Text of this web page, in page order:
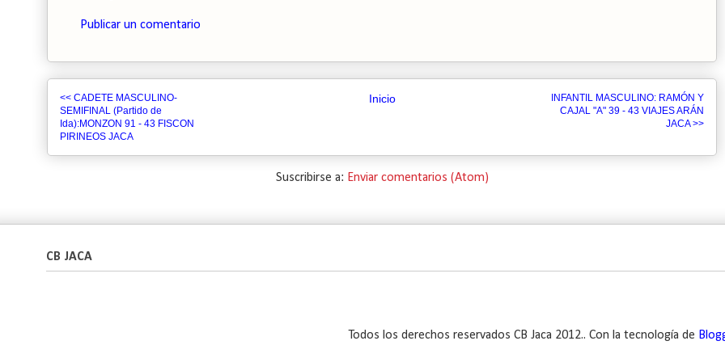
Publicar un comentario
<< CADETE MASCULINO-
SEMIFINAL (Partido de
Ida):MONZON 91 - 43 FISCON
PIRINEOS JACA
INFANTIL MASCULINO: RAMÓN Y
CAJAL "A" 39 - 43 VIAJES ARÁN
JACA >>
Inicio
Suscribirse a: Enviar comentarios (Atom)
CB JACA
Todos los derechos reservados CB Jaca 2012.. Con la tecnología de